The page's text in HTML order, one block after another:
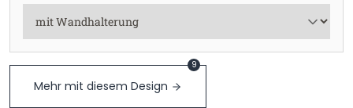
Mehr mit diesem Design
9